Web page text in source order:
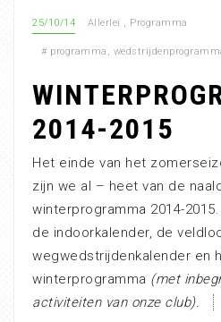
25/10/14 Allerlei , Programma
# programma ,
2014-2015
Het einde van het
zijn we al – heet van de
winterprogramma 2014-
de indoorkalender, de
wegwedstrijdenkalender en
winterprogramma (met
activiteiten van onze club).